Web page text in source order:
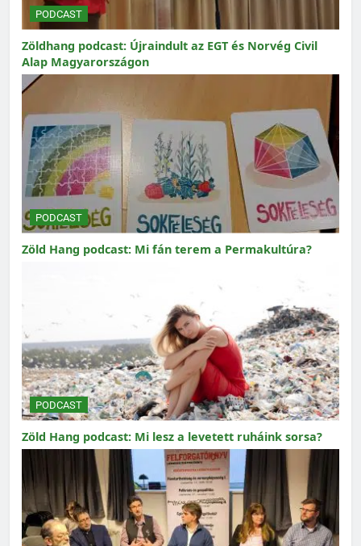
PODCAST
Zöldhang podcast: Újraindult az EGT és Norvég Civil
Alap Magyarországon
PODCAST
Zöld Hang podcast: Mi fán terem a Permakultúra?
PODCAST
Zöld Hang podcast: Mi lesz a levetett ruháink sorsa?